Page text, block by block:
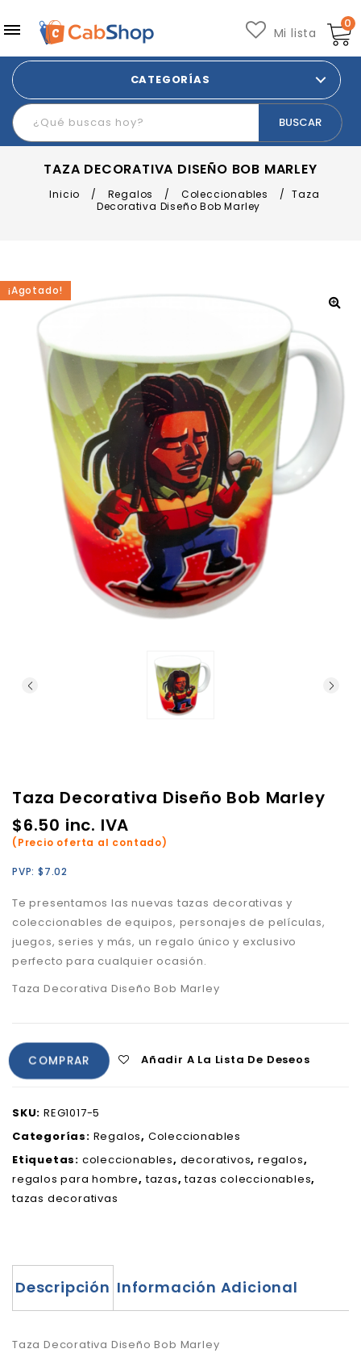
0
Mi lista
CATEGORÍAS
TAZA DECORATIVA DISEÑO BOB MARLEY
Inicio / Regalos / Coleccionables /
Taza
Decorativa Diseño Bob Marley
¡Agotado!
Taza Decorativa Diseño Bob Marley
$6.50 inc. IVA
(Precio oferta al contado)
PVP: $7.02
Te presentamos las nuevas tazas decorativas y
coleccionables de equipos, personajes de películas,
juegos, series y más, un regalo único y exclusivo
perfecto para cualquier ocasión.
Taza Decorativa Diseño Bob Marley
COMPRAR Añadir A La Lista De Deseos
SKU: REG1017-5
Categorías: Regalos, Coleccionables
Etiquetas: coleccionables, decorativos,regalos,
regalos para hombre,tazas,tazas coleccionables,
tazas decorativas
Descripción Información Adicional
Taza Decorativa Diseño Bob Marley